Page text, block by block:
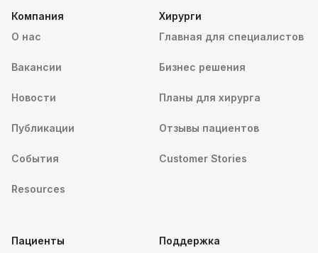
Компания
О нас
Вакансии
Новости
Публикации
События
Resources
Хирурги
Главная для специалистов
Бизнес решения
Планы для хирурга
Отзывы пациентов
Customer Stories
Пациенты
Поддержка